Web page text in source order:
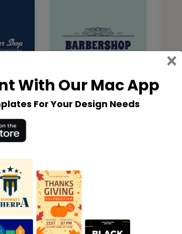
With Our Mac App
For Your Design Needs
×